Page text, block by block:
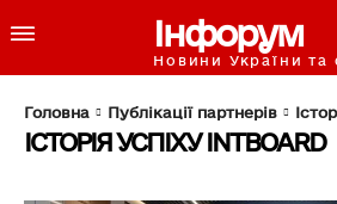
Інфорум
Новини України та
Головна Публікації партнерів
ІСТОРІЯ УСПІХУ INTBOARD